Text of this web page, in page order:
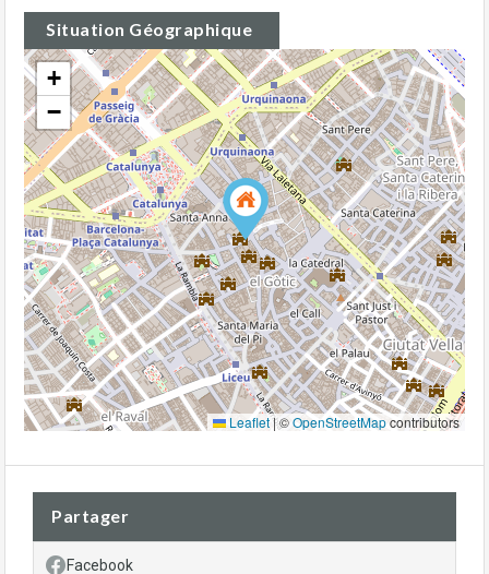
Situation Géographique
+
−
Leaflet|©OpenStreetMapcontributors
Partager
Facebook